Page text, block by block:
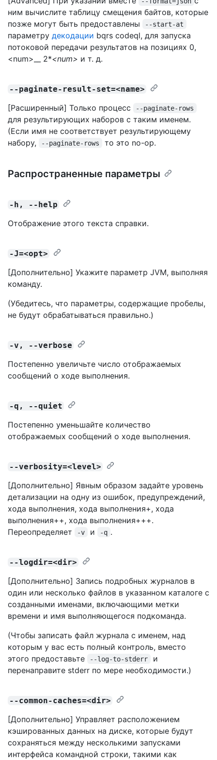
ним вычислите таблицу смещения байтов, которые
позже могут быть предоставлены
--start-at
параметру декодации bqrs codeql, для запуска
потоковой передачи результатов на позициях 0,
<num>__ 2*<num> и т. д.
--paginate-result-set=<name>
[Расширенный] Только процесс --paginate-rows
для результирующих наборов с таким именем.
(Если имя не соответствует результирующему
набору,
--paginate-rows то это no-op.
Распространенные параметры
-h, --help
Отображение этого текста справки.
-J=<opt>
[Дополнительно] Укажите параметр JVM, выполняя
команду.
(Убедитесь, что параметры, содержащие пробелы,
не будут обрабатываться правильно.)
-v, --verbose
Постепенно увеличьте число отображаемых
сообщений о ходе выполнения.
-q, --quiet
Постепенно уменьшайте количество
отображаемых сообщений о ходе выполнения.
--verbosity=<level>
[Дополнительно] Явным образом задайте уровень
детализации на одну из ошибок, предупреждений,
хода выполнения, хода выполнения+, хода
выполнения++, хода выполнения+++.
Переопределяет
-v и -q .
--logdir=<dir>
[Дополнительно] Запись подробных журналов в
один или несколько файлов в указанном каталоге с
созданными именами, включающими метки
времени и имя выполняющегося подкоманда.
(Чтобы записать файл журнала с именем, над
которым у вас есть полный контроль, вместо
этого предоставьте
--log-to-stderr
и
перенаправите stderr по мере необходимости.)
--common-caches=<dir>
[Дополнительно] Управляет расположением
кэшированных данных на диске, которые будут
сохраняться между несколькими запусками
интерфейса командной строки, такими как